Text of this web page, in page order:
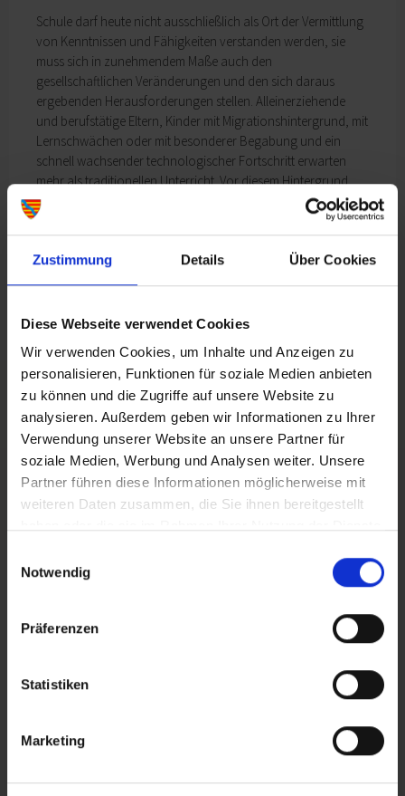
Zustimmung Details Über Cookies
Diese Webseite verwendet Cookies
Wir verwenden Cookies, um Inhalte und Anzeigen zu
personalisieren, Funktionen für soziale Medien anbieten
zu können und die Zugriffe auf unsere Website zu
analysieren. Außerdem geben wir Informationen zu Ihrer
Verwendung unserer Website an unsere Partner für
soziale Medien, Werbung und Analysen weiter. Unsere
Partner führen diese Informationen möglicherweise mit
weiteren Daten zusammen, die Sie ihnen bereitgestellt
Notwendig
Präferenzen
Statistiken
Marketing
Schule darf heute nicht ausschließlich als Ort der Vermittlung
von Kenntnissen und Fähigkeiten verstanden werden, sie
muss sich in zunehmendem Maße auch den
gesellschaftlichen Veränderungen und den sich daraus
ergebenden Herausforderungen stellen. Alleinerziehende
und berufstätige Eltern, Kinder mit Migrationshintergrund, mit
Lernschwächen oder mit besonderer Begabung und ein
schnell wachsender technologischer Fortschritt erwarten
mehr als traditionellen Unterricht. Vor diesem Hintergrund
sind wir als Lehrer gefordert, eine Basis zu schaffen, die es
den Kindern ermöglicht, ihre Fähigkeiten zu entwickeln und
ihre Persönlichkeit zu stärken. Wenn Elternhaus und Schule
sich offen über Bedürfnisse und Probleme austauschen und
Deshalb lautet der Leitgedanke unserer Schule:
Für das Leben stärken
Die bayerische Grundschuleist eine Broschüre des
Bayerischen Staatsministeriums für Unterricht und Kultus, die
die wesentlichen Informationen über diese Schulart
zusammenfasst.
Schulprogramm 2020
Konzept zur Erziehungspartnerschaft